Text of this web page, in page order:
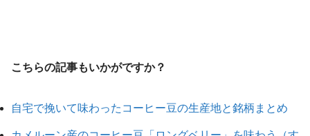
こちらの記事もいかがですか？
自宅で挽いて味わったコーヒー豆の生産地と銘柄まとめ